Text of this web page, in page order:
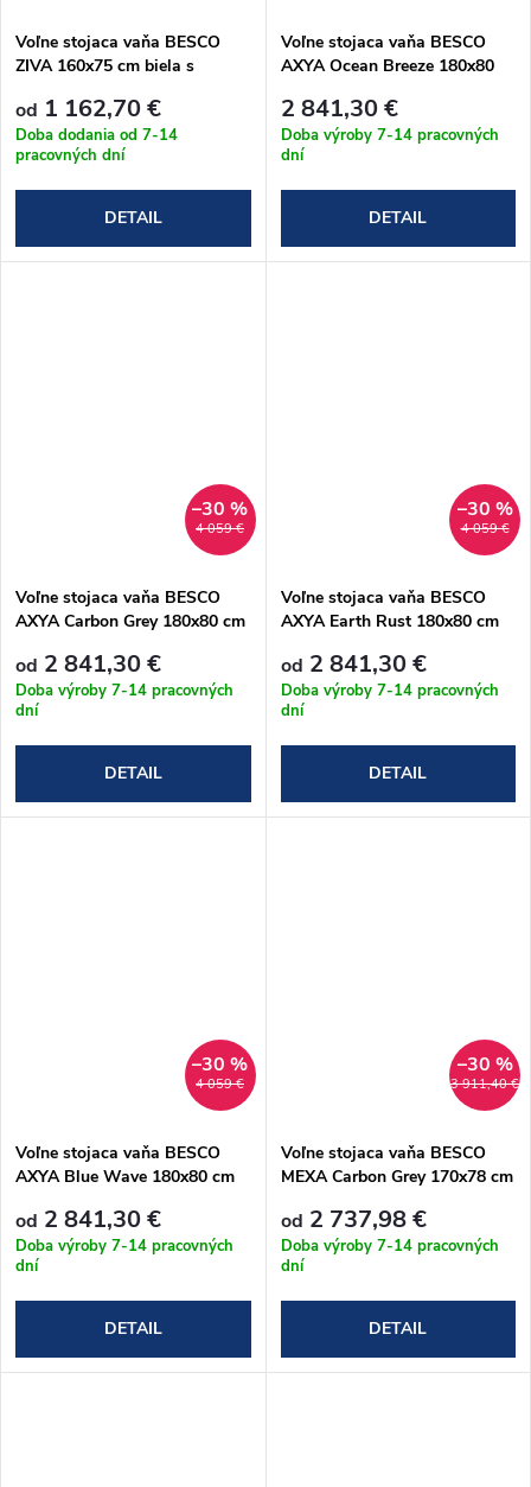
Voľne stojaca vaňa BESCO
ZIVA 160x75 cm biela s
od 1 162,70 €
Doba dodania od 7-14
pracovných dní
DETAIL
Voľne stojaca vaňa BESCO
AXYA Ocean Breeze 180x80
2 841,30 €
Doba výroby 7-14 pracovných
dní
DETAIL
4 059 €
–30 %
Voľne stojaca vaňa BESCO
AXYA Carbon Grey 180x80 cm
od 2 841,30 €
Doba výroby 7-14 pracovných
dní
DETAIL
4 059 €
–30 %
Voľne stojaca vaňa BESCO
AXYA Earth Rust 180x80 cm
od 2 841,30 €
Doba výroby 7-14 pracovných
dní
DETAIL
4 059 €
–30 %
Voľne stojaca vaňa BESCO
AXYA Blue Wave 180x80 cm
od 2 841,30 €
Doba výroby 7-14 pracovných
dní
DETAIL
3 911,40 €
–30 %
Voľne stojaca vaňa BESCO
MEXA Carbon Grey 170x78 cm
od 2 737,98 €
Doba výroby 7-14 pracovných
dní
DETAIL